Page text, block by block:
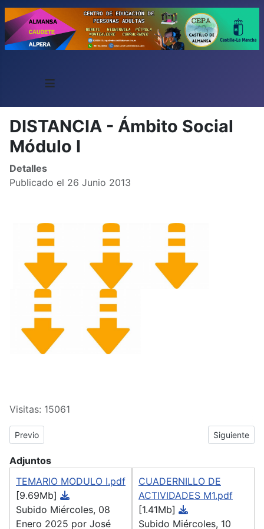
≡
DISTANCIA - Ámbito Social
Módulo I
Detalles
Publicado el 26 Junio 2013
Visitas: 15061
Previous article: CAU PRESENCIA - Ámbito Social Módulo I
Previo Next article:
Siguiente
Adjuntos
TEMARIO MODULO I.pdf
[9.69Mb]
Subido Miércoles, 08
Enero 2025 por José
CUADERNILLO DE
ACTIVIDADES M1.pdf
[1.41Mb]
Subido Miércoles, 10